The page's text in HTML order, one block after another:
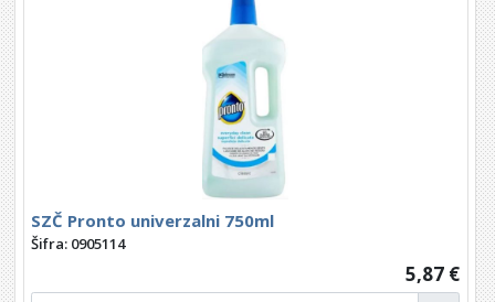
SZČ Pronto univerzalni 750ml
Šifra: 0905114
5,87 €